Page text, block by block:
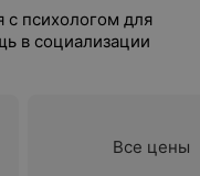
с психологом для
в социализации
Все цены